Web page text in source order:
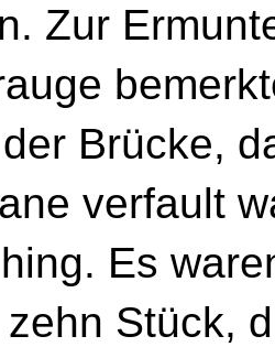
Zur
Brücke,
verfault
Es
Stück,